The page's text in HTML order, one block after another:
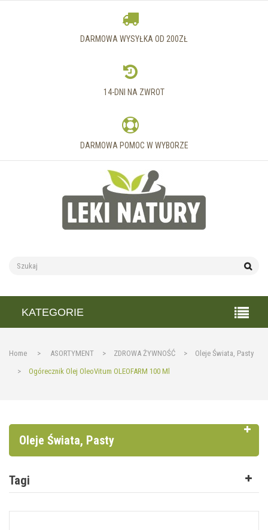
DARMOWA WYSYŁKA OD 200ZŁ
14-DNI NA ZWROT
DARMOWA POMOC W WYBORZE
KATEGORIE
Home > ASORTYMENT > ZDROWA ŻYWNOŚĆ >
Oleje Świata, Pasty
>
Ogórecznik Olej OleoVitum OLEOFARM 100 Ml
Oleje Świata, Pasty
Tagi